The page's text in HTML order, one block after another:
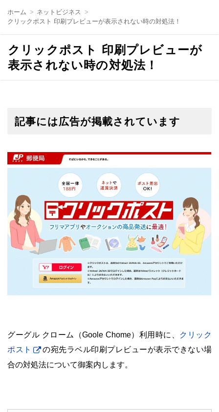
ホーム
ネットビジネス
クリックポスト 印刷プレビューが表示されない時の対処法！
クリックポスト 印刷プレビューが
表示されない時の対処法！
記事には広告が掲載されています
グーグル クローム（Goole Chome）利用時に、 クリック
ポスト
の宛先ラベル印刷プレビューが表示できない場
合の対処法について御案内します。